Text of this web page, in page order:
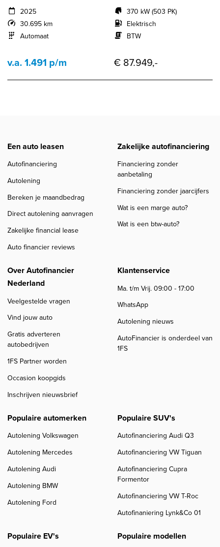
2025
30.695 km
Automaat
370 kW (503 PK)
Elektrisch
BTW
v.a. 1.491 p/m € 87.949,-
Een auto leasen
Autofinanciering
Autolening
Bereken je maandbedrag
Direct autolening aanvragen
Zakelijke financial lease
Auto financier reviews
Zakelijke autofinanciering
Financiering zonder
aanbetaling
Financiering zonder jaarcijfers
Wat is een marge auto?
Wat is een btw-auto?
Over Autofinancier
Nederland
Veelgestelde vragen
Vind jouw auto
Gratis adverteren
autobedrijven
1FS Partner worden
Occasion koopgids
Inschrijven nieuwsbrief
Klantenservice
Ma. t/m Vrij. 09:00 - 17:00
WhatsApp
Autolening nieuws
AutoFinancier is onderdeel van
1FS
Populaire automerken
Autolening Volkswagen
Autolening Mercedes
Autolening Audi
Autolening BMW
Autolening Ford
Populaire SUV's
Autofinanciering Audi Q3
Autofinanciering VW Tiguan
Autofinanciering Cupra
Formentor
Autofinanciering VW T-Roc
Autofinaniering Lynk&Co 01
Populaire EV's Populaire modellen